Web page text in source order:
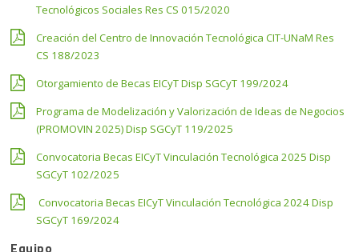
Tecnológicos Sociales Res CS 015/2020
Creación del Centro de Innovación Tecnológica CIT-UNaM Res
CS 188/2023
Otorgamiento de Becas EICyT Disp SGCyT 199/2024
Programa de Modelización y Valorización de Ideas de Negocios
(PROMOVIN 2025) Disp SGCyT 119/2025
Convocatoria Becas EICyT Vinculación Tecnológica 2025 Disp
SGCyT 102/2025
Convocatoria Becas EICyT Vinculación Tecnológica 2024 Disp
SGCyT 169/2024